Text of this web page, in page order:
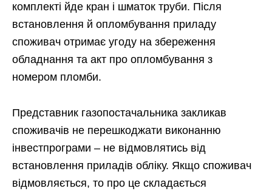
комплекті йде кран і шматок труби. Після
встановлення й опломбування приладу
споживач отримає угоду на збереження
обладнання та акт про опломбування з
номером пломби.
Представник газопостачальника закликав
споживачів не перешкоджати виконанню
інвестпрограми – не відмовлятись від
встановлення приладів обліку. Якщо споживач
відмовляється, то про це складається